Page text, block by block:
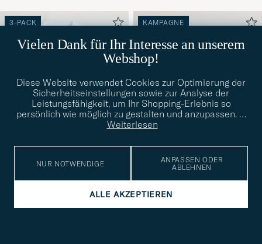
3-PACK
3-Pack Crew Neck T-Shirt
White
KAMPAGNE
Harvard Dark Brown Shell
Cordovan
Vielen Dank für Ihr Interesse an unserem
Webshop!
Diese Website verwendet Cookies zur Optimierung der
Sicherheitseinstellungen sowie zur Analyse der
Leistungsfähigkeit, um Ihr Shopping-Erlebnis so
persönlich wie möglich zu gestalten und anzupassen. …
Weiterlesen
NUR NOTWENDIGE
ANPASSEN ODER
ABLEHNEN
ALLE AKZEPTIEREN